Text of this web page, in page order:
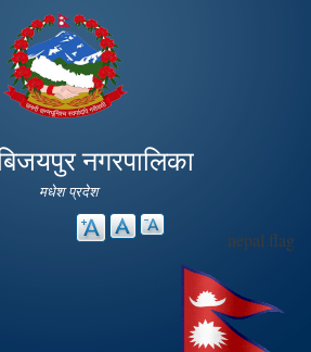
main
content
नगरपालिका
मधेश प्रदेश
nepal flag